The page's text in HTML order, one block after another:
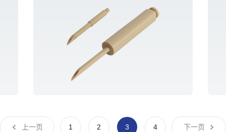
上一页 1 2 3 4 下一页